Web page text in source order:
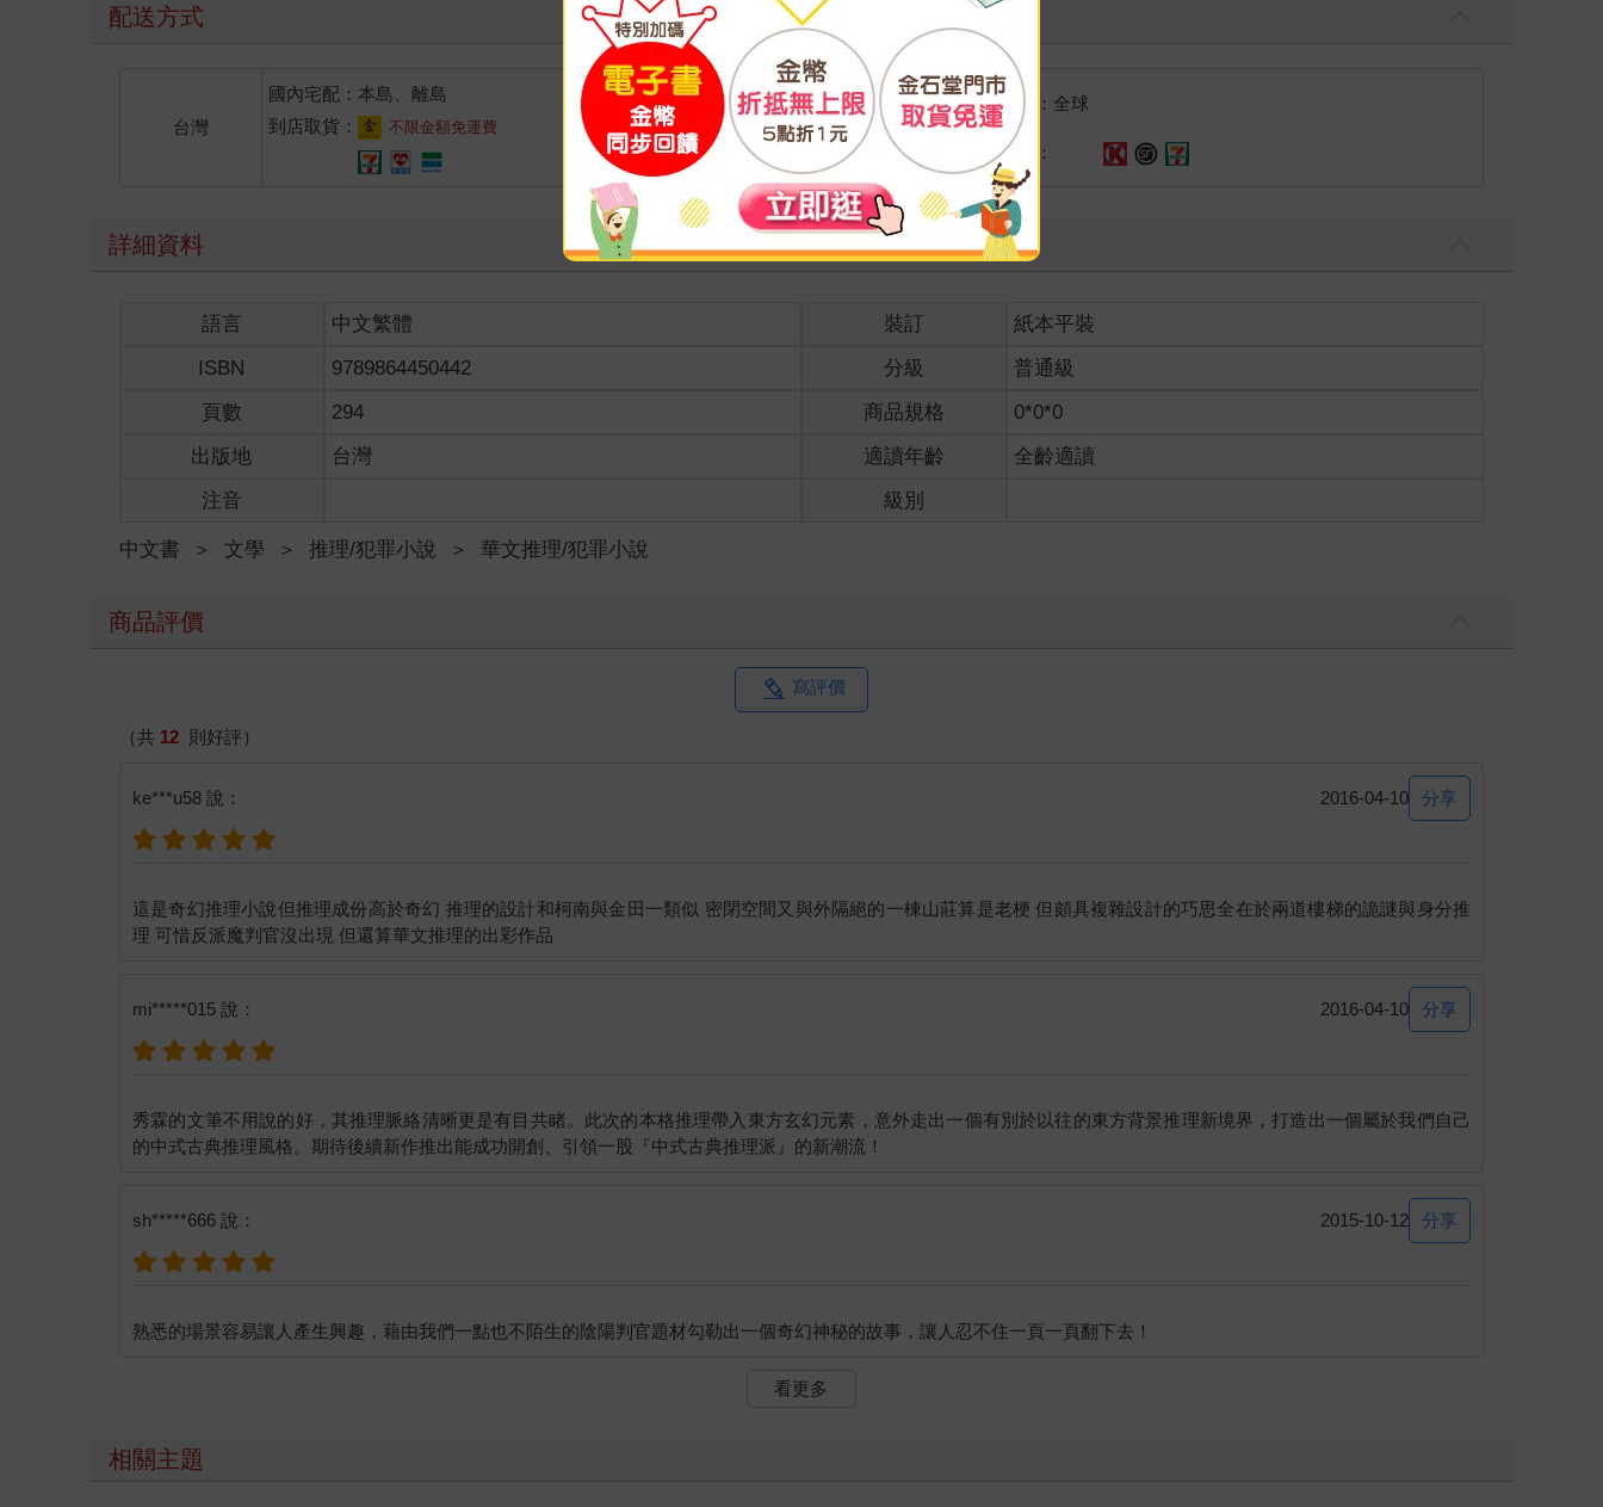
「會嗎？該不會又是你想太多了？」女孩不以為然。
不一會兒，女孩倏地消失。
朝著男子指引的方向，女孩來到山腳下，一會兒又迅速向前飄移，一下就來到了夜間人煙稀少的河濱公園，但除了一片漆黑外，根本就伸手不見五指。
巡視一段時間，還是沒有任何異狀。突然，河堤邊出現一個呆立原地的可疑人影，女孩就像是發掘獵物般地欣喜，毫無懼色直接移動過去。
女孩有些詫異，刻意再次向眼前的紅衣長髮女子揮手確認，女子依舊面無表情。
雙眼呆滯的女子還是一臉疑惑：「小妹妹妳到底是誰？在拍戲嗎？而且我為什麼在這裡？我又是誰？」
「這──」
河濱公園的橋下空地，束髮漢裝的男子，正被十多個膚色鐵灰，全身糜爛不已的人形魔物團團圍住。
男子伸出右手，掌心之中逐漸燃起藍綠交錯的陰陽火焰。
十數個魔物分別手持不同的鐵鍊枷鎖，上頭都燃著團團黑火，隨著魔物將手中之物來回揮舞，男子似乎快要被吞噬在一片闇火之中。「喂，凌月！」女孩察覺異狀後，一下就
從遠方直奔而來。
「凌月，快切出陰陽結界，他們數目眾多，我們根本就不是對手，先逃回靈界再說吧！我今晚在陽界待太久，靈力已經所剩不多了──」女孩邊拉著凌月邊喊著。
「十三零，妳這老太婆動作真慢，到底跑到哪邊去打混，每次緊要關頭都不知道跑哪去！」凌月一點也不感激貼身護衛十三零的搭救，反而因為十三零是百年女鬼，刻意對她
數落了一番。
「哼，誰是老太婆，你才動作慢吞吞，叫你快劃結界還在拖什麼！」十三零惡狠狠瞪了回去。
「哼──告訴你，我剩下的靈力真的不多，你可不要故意在那邊打混！」十三零鼓著稚嫩的臉龐，表達強烈的不滿。隨後轉身面對來勢洶洶的魔物群，雙手在胸前不斷比劃，
口中唸唸有詞，逐漸築起了一道青色的屏障。
的紅衣女子。
「小妹妹，你們真的在拍戲嗎？感覺很有趣！」原本面無表情的紅衣女子露出了慘淡的笑容。
配送方式
台灣
國內宅配：本島、離島
到店取貨：
不限金額免運費 海外
國際快遞：全球
港澳店取：
詳細資料
語言 中文繁體 裝訂
紙本平裝
ISBN
9789864450442 分級
普通級
頁數
294 商品規格
0*0*0
出版地
台灣 適讀年齡
全齡適讀
注音
級別
中文書 ＞ 文學 ＞ 推理/犯罪小說 ＞ 華文推理/犯罪小說
商品評價
寫評價
（共 12 則好評）
ke***u58 說： 2016-04-10 分享
這是奇幻推理小說但推理成份高於奇幻 推理的設計和柯南與金田一類似 密閉空間又與外隔絕的一棟山莊算是老梗 但頗具複雜設計的巧思全在於兩道樓梯的詭謎與身分推
mi*****015 說： 2016-04-10 分享
秀霖的文筆不用說的好，其推理脈絡清晰更是有目共睹。此次的本格推理帶入東方玄幻元素，意外走出一個有別於以往的東方背景推理新境界，打造出一個屬於我們自己
sh*****666 說： 2015-10-12 分享
看更多
相關主題